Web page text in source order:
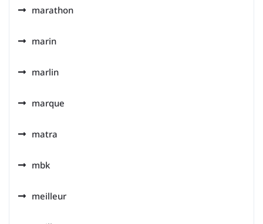
marathon
marin
marlin
marque
matra
mbk
meilleur